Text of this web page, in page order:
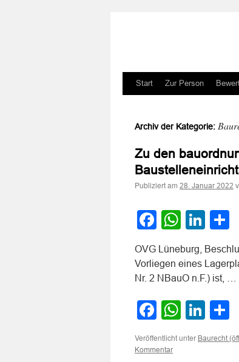
Zum
springen
Start Zur Person
Archiv der Kategorie:
Zu den
Publiziert am 28. Januar 2022
Facebook
OVG Lüneburg,
Vorliegen eines
Nr. 2 NBauO n.F.) ist, …
Facebook
Veröffentlicht unter Baurecht
Kommentar